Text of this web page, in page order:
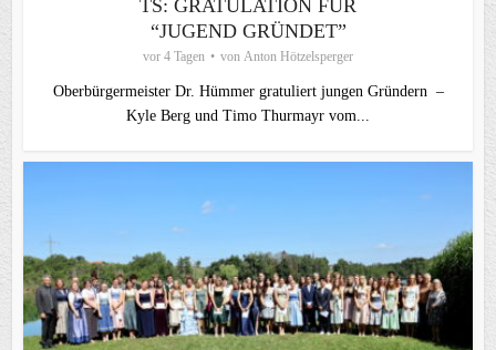
TS: GRATULATION FÜR
“JUGEND GRÜNDET”
vor 4 Tagen von Anton Hötzelsperger
Oberbürgermeister Dr. Hümmer gratuliert jungen Gründern –
Kyle Berg und Timo Thurmayr vom...